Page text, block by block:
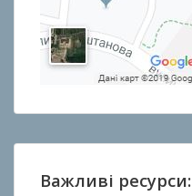
Важливі ресурси: